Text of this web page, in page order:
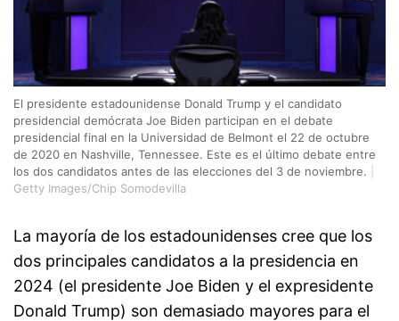
El presidente estadounidense Donald Trump y el candidato
presidencial demócrata Joe Biden participan en el debate
presidencial final en la Universidad de Belmont el 22 de octubre
de 2020 en Nashville, Tennessee. Este es el último debate entre
los dos candidatos antes de las elecciones del 3 de noviembre.
Getty Images/Chip Somodevilla
La mayoría de los estadounidenses cree que los
dos principales candidatos a la presidencia en
2024 (el presidente Joe Biden y el expresidente
Donald Trump) son demasiado mayores para el